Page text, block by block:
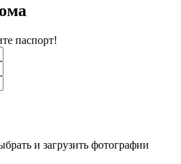
паспорт!
и загрузить фотографии